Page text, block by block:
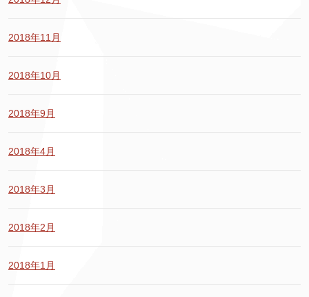
2018年11月
2018年10月
2018年9月
2018年4月
2018年3月
2018年2月
2018年1月